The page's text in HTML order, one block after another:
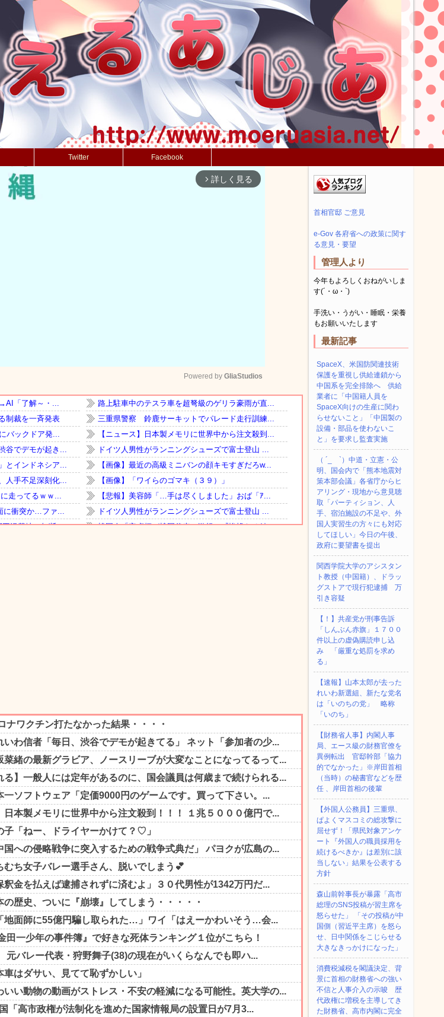
Twitter Facebook
arrow_forward_ios 詳しく見る
Mute
Powered by GliaStudios
首相官邸 ご意見
e-Gov 各府省への政策に関す
る意見・要望
管理人より
今年もよろしくおねがいしま
す(´・ω・`)
手洗い・うがい・睡眠・栄養
もお願いいたします
最新記事
SpaceX、米国防関連技術
保護を重視し供給連鎖から
中国系を完全排除へ 供給
業者に「中国籍人員を
SpaceX向けの生産に関わ
らせないこと」「中国製の
設備・部品を使わないこ
と」を要求し監査実施
（ ´_ゝ`）中道・立憲・公
明、国会内で「熊本地震対
策本部会議」各省庁からヒ
アリング・現地から意見聴
取「パーティション、人
手、宿泊施設の不足や、外
国人実習生の方々にも対応
してほしい」今日の午後、
政府に要望書を提出
関西学院大学のアシスタン
ト教授（中国籍）、ドラッ
グストアで現行犯逮捕 万
引き容疑
【！】共産党が刑事告訴
「しんぶん赤旗」１７００
件以上の虚偽購読申し込
み 「厳重な処罰を求め
る」
【速報】山本太郎が去った
れいわ新選組、新たな党名
は「いのちの党」 略称
「いのち」
【財務省人事】内閣人事
局、エース級の財務官僚を
異例転出 官邸幹部「協力
的でなかった」※岸田首相
（当時）の秘書官などを歴
任 、岸田首相の後輩
【外国人公務員】三重県、
ぱよくマスコミの総攻撃に
屈せず！「県民対象アンケ
ート『外国人の職員採用を
続けるべきか』は差別に該
当しない」結果を公表する
方針
森山前幹事長が暴露「高市
総理のSNS投稿が習主席を
怒らせた」 「その投稿が中
国側（習近平主席）を怒ら
せ、日中関係をこじらせる
大きなきっかけになった」
消費税減税を閣議決定、背
景に首相の財務省への強い
不信と人事介入の示唆 歴
代政権に増税を主導してき
た財務省、高市内閣に完全